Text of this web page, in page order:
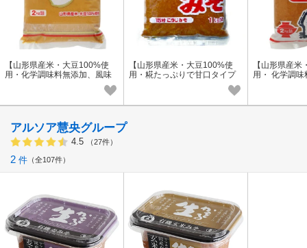
【山形県産米・大豆100%使
用・化学調味料無添加、風味
豊かな味噌】白みそ 《2kg》
【山形県産米・大豆100%使
用・糀たっぷりで甘口タイプ
の味噌】あまくちみそ《1kg》
【山形県産
用・ 化学調
アルソア慧央グループ
4.5 （27件）
2 件 全107件